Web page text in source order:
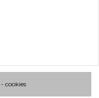
- cookies